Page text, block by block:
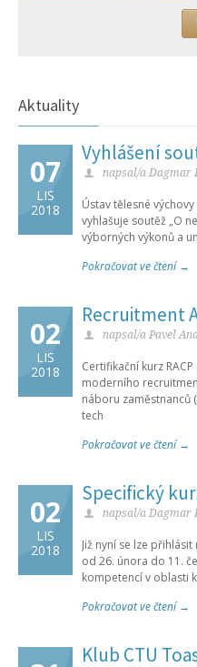
Aktuality
07
LIS
2018
Vyhlášení
napsal/a Dagmar
Ústav tělesné
vyhlašuje soutěž „O
výborných výkonů a
Pokračovat ve čtení →
02
LIS
2018
Recruitment
napsal/a Pavel
Certifikační kurz
moderního
náboru zaměstnanců
tech
Pokračovat ve čtení →
02
LIS
2018
Specifický
napsal/a Dagmar
Již nyní se lze
od 26. února do 11.
kompetencí v oblasti
Pokračovat ve čtení →
Klub CTU